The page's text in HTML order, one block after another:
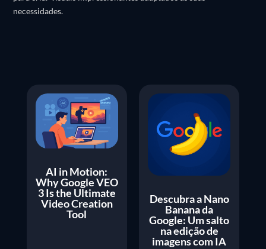
necessidades.
AI in Motion:
Why Google VEO
3 Is the Ultimate
Video Creation
Tool
Descubra a Nano
Banana da
Google: Um salto
na edição de
imagens com IA